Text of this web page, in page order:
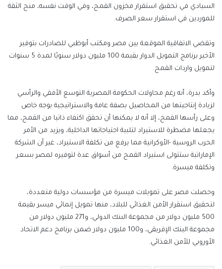
السيادي في تحقيق استقرار مخزون القمح، وفي الوقت نفسه، منح الثقة
للموردين في استقرار سعر الصرف.
وتقضي الاتفاقية الموقعة بين مصر ومكتب أبوظبي للصادرات بتوفير
الأخير برنامج التمويل الدوار بقيمة 100 مليون دولار سنويًا لمدة 5 سنوات
لتمويل واردات القمح.
وأكد بدرة، أنه رغم محاولات الحكومة المصرية التوسع الأفقي والرأسي
لزيادة إنتاجيتها من المحاصيل بصفة عامة والاستراتيجية بوجه خاص
وعلى رأسها القمح، إلا أنه لا يمكنها أن تحقق اكتفاء ذاتيا من القمح، مما
يجعلها مضطرة للاستيراد لتلبية احتياجاتها الداخلية، ويزيد من الأمر
الحرب الروسية -الأوكرانية مما يرفع من تكلفة الاستيراد، غير أن الشركة
الإماراتية ستتولى استيراد القمح من أسواق عدة لتوفيره لمصر بسعر
وتكلفة ميسرة.
وحصلت مصر على تمويلات ميسرة من مؤسسات دولية متعددة،
لتحقيق استقرار الأمن الغذائي للبلاد، منها تمويل إنمائي ميسر بقيمة
500 مليون دولار من مجموعة البنك الدولي، و271 مليون دولار من
مجموعة البنك الإفريقي، و100 مليون دولار ضمن برنامج دعم الاتحاد
الأوروبي للأمن الغذائي.